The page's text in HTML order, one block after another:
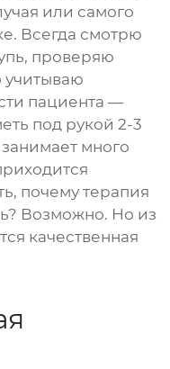
или самого
Всегда смотрю
проверяю
учитываю
пациента —
под рукой 2-3
много
почему терапия
Возможно. Но из
качественная